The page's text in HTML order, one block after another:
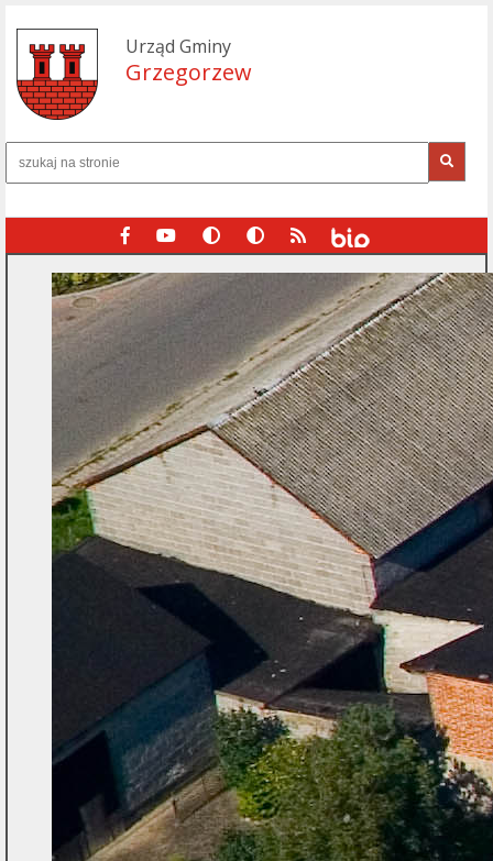
Urząd Gminy
Grzegorzew